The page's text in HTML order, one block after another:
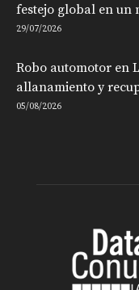
festejo global en un
29/07/2026
Robo automotor en
allanamiento y
05/08/2026